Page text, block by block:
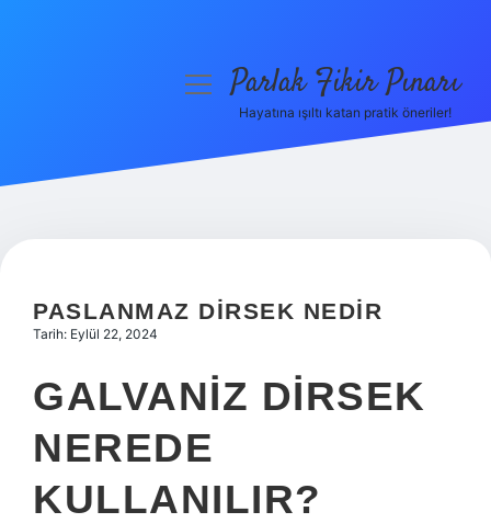
Hakkımızda
menüyüParlak Fikir Pınarı
Hayatına ışıltı katan pratik öneriler!
PASLANMAZ DIRSEK NEDIR
Tarih: Eylül 22, 2024
GALVANIZ DIRSEK
NEREDE
KULLANILIR?